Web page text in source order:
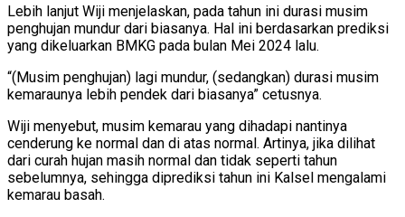
Lebih lanjut Wiji menjelaskan, pada tahun ini durasi musim
penghujan mundur dari biasanya. Hal ini berdasarkan prediksi
yang dikeluarkan BMKG pada bulan Mei 2024 lalu.
“(Musim penghujan) lagi mundur, (sedangkan) durasi musim
kemaraunya lebih pendek dari biasanya” cetusnya.
Wiji menyebut, musim kemarau yang dihadapi nantinya
cenderung ke normal dan di atas normal. Artinya, jika dilihat
dari curah hujan masih normal dan tidak seperti tahun
sebelumnya, sehingga diprediksi tahun ini Kalsel mengalami
kemarau basah.